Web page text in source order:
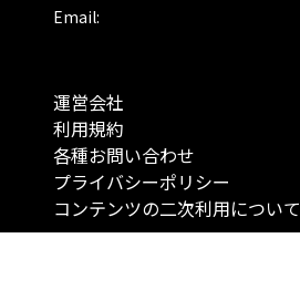
Email:
運営会社
利用規約
各種お問い合わせ
プライバシーポリシー
コンテンツの二次利用について